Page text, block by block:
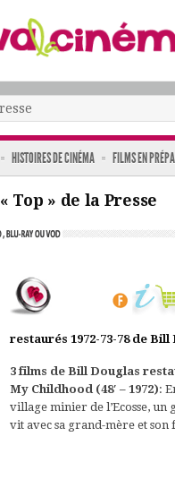
HISTOIRES DE CINÉMA FILMS EN
« Top » de la Presse
restaurés 1972-73-78 de Bill
3 films de Bill Douglas
My Childhood (48′ – 1972):
village minier de l’Ecosse, un
vit avec sa grand-mère et son